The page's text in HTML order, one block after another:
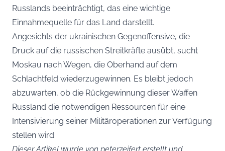
Russlands beeinträchtigt, das eine wichtige
Einnahmequelle für das Land darstellt.
Angesichts der ukrainischen Gegenoffensive, die
Druck auf die russischen Streitkräfte ausübt, sucht
Moskau nach Wegen, die Oberhand auf dem
Schlachtfeld wiederzugewinnen. Es bleibt jedoch
abzuwarten, ob die Rückgewinnung dieser Waffen
Russland die notwendigen Ressourcen für eine
Intensivierung seiner Militäroperationen zur Verfügung
stellen wird.